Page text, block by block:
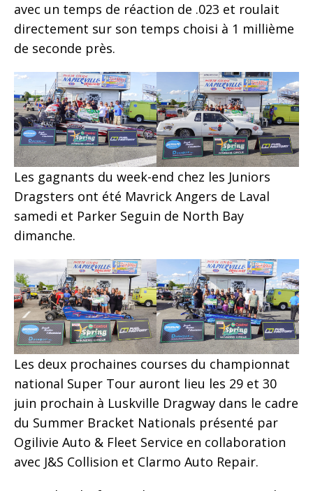
avec un temps de réaction de .023 et roulait
directement sur son temps choisi à 1 millième
de seconde près.
Les gagnants du week-end chez les Juniors
Dragsters ont été Mavrick Angers de Laval
samedi et Parker Seguin de North Bay
dimanche.
Les deux prochaines courses du championnat
national Super Tour auront lieu les 29 et 30
juin prochain à Luskville Dragway dans le cadre
du Summer Bracket Nationals présenté par
Ogilivie Auto & Fleet Service en collaboration
avec J&S Collision et Clarmo Auto Repair.